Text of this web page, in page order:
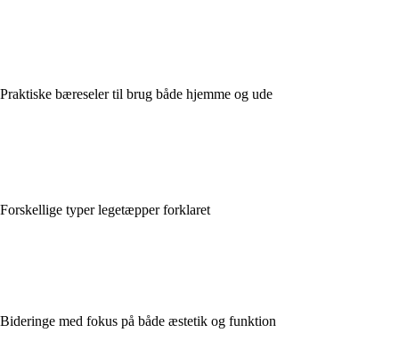
Praktiske bæreseler til brug både hjemme og ude
Forskellige typer legetæpper forklaret
Bideringe med fokus på både æstetik og funktion